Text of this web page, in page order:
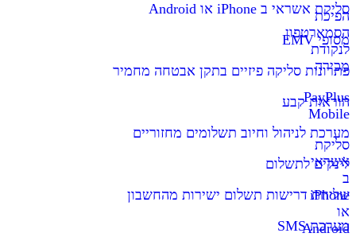
הפיכת
הסמארטפון
לנקודת
מכירה
PayPlus
Mobile
סליקת
אשראי
ב
iPhone
או
Android
סליקת אשראי ב iPhone או Android
מסופי EMV
פתרונות סליקה פיזיים בתקן אבטחה מחמיר
הוראות קבע
מערכת לניהול וחיוב תשלומים מחזוריים
לינקים לתשלום
שליחת דרישות תשלום ישירות מהחשבון
מערכת SMS